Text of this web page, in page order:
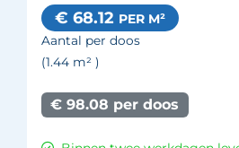
€ 68.12 PER M²
Aantal per doos
(1.44 m² )
€ 98.08 per doos